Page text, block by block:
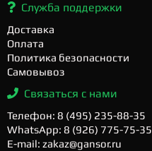
Служба поддержки
Доставка
Оплата
Политика безопасности
Самовывоз
Связаться с нами
Телефон: 8 (495) 235-88-35
WhatsApp: 8 (926) 775-75-35
E-mail: zakaz@gansor.ru